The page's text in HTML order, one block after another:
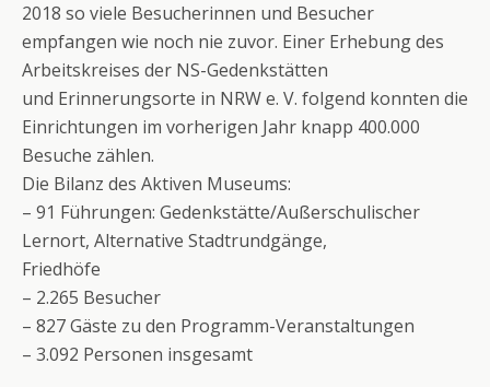
2018 so viele Besucherinnen und Besucher
empfangen wie noch nie zuvor. Einer Erhebung des
Arbeitskreises der NS-Gedenkstätten
und Erinnerungsorte in NRW e. V. folgend konnten die
Einrichtungen im vorherigen Jahr knapp 400.000
Besuche zählen.
Die Bilanz des Aktiven Museums:
– 91 Führungen: Gedenkstätte/Außerschulischer
Lernort, Alternative Stadtrundgänge,
Friedhöfe
– 2.265 Besucher
– 827 Gäste zu den Programm-Veranstaltungen
– 3.092 Personen insgesamt